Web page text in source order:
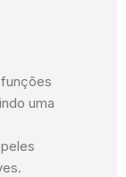
uma